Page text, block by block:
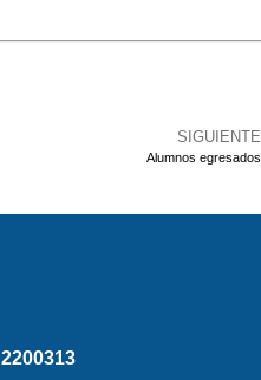
SIGUIENTE
Alumnos egresados
2200313